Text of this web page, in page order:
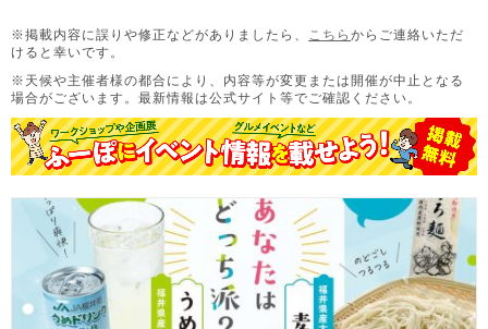
※掲載内容に誤りや修正などがありましたら、 こちら からご連絡いただ
けると幸いです。
※天候や主催者様の都合により、内容等が変更または開催が中止となる
場合がございます。 最新情報は公式サイト等でご確認ください。